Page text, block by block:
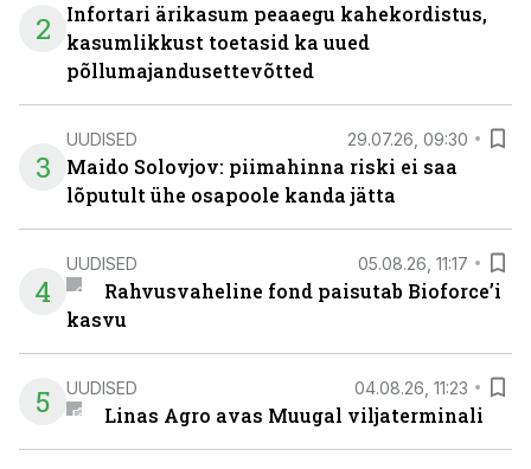
2
Infortari ärikasum peaaegu kahekordistus,
kasumlikkust toetasid ka uued
põllumajandusettevõtted
3
UUDISED 29.07.26, 09:30
Maido Solovjov: piimahinna riski ei saa
lõputult ühe osapoole kanda jätta
4
UUDISED 05.08.26, 11:17
Rahvusvaheline fond paisutab Bioforce’i
kasvu
5 UUDISED 04.08.26, 11:23
Linas Agro avas Muugal viljaterminali